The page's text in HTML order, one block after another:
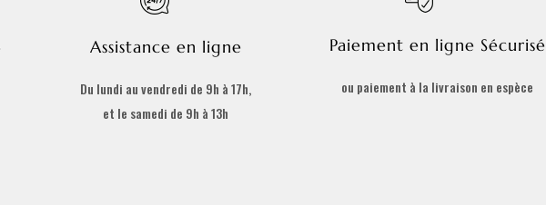
Assistance en ligne
Du lundi au vendredi de 9h à 17h,
et le samedi de 9h à 13h
Paiement en ligne Sécurisé
ou paiement à la livraison en espèce